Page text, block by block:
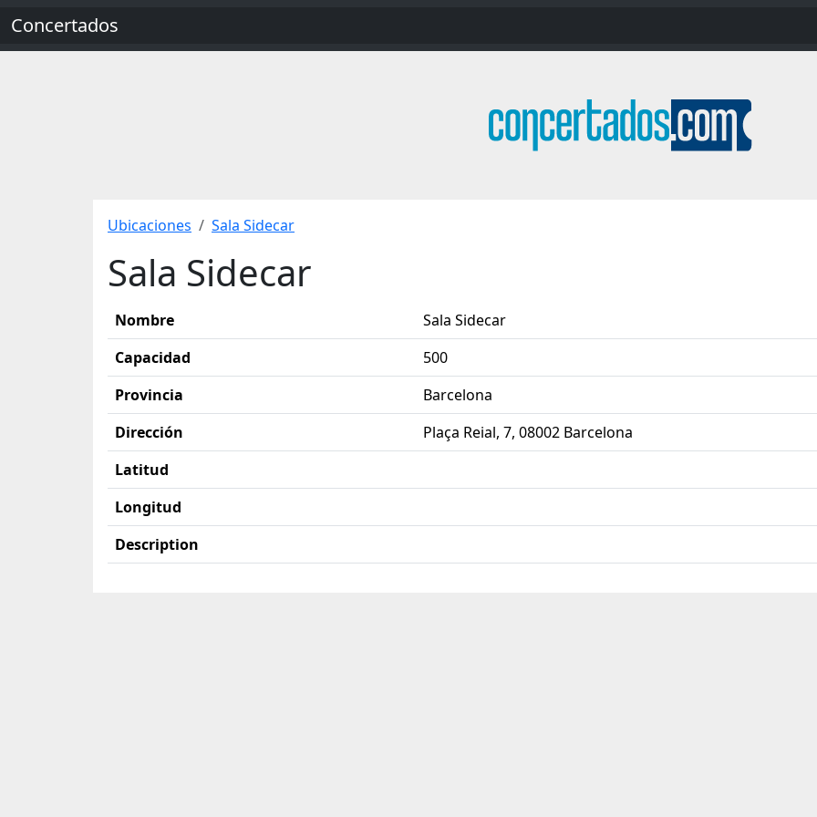
Concertados
Ubicaciones Sala Sidecar
Sala Sidecar
Nombre
Sala Sidecar
Capacidad
500
Provincia
Barcelona
Dirección
Plaça Reial, 7, 08002 Barcelona
Latitud
Longitud
Description